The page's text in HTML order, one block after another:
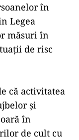
în
Legea
măsuri în
de risc
că activitatea
şi
în
de cult cu